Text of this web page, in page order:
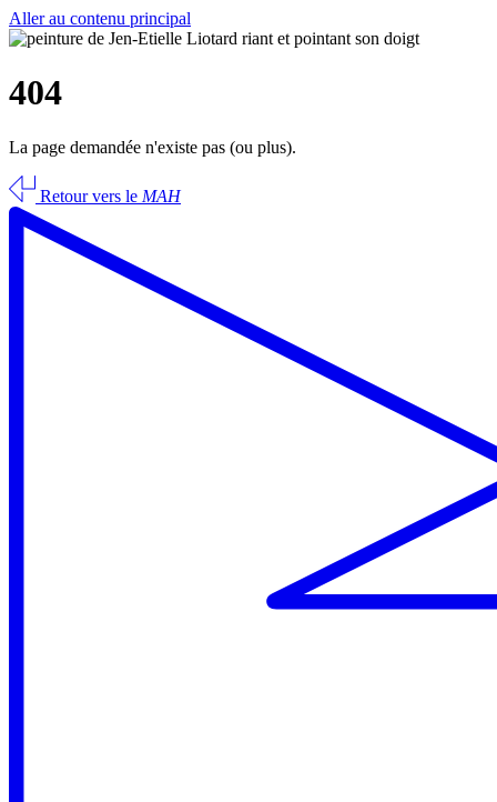
Aller au contenu principal
404
La page demandée n'existe pas (ou plus).
Retour vers le MAH